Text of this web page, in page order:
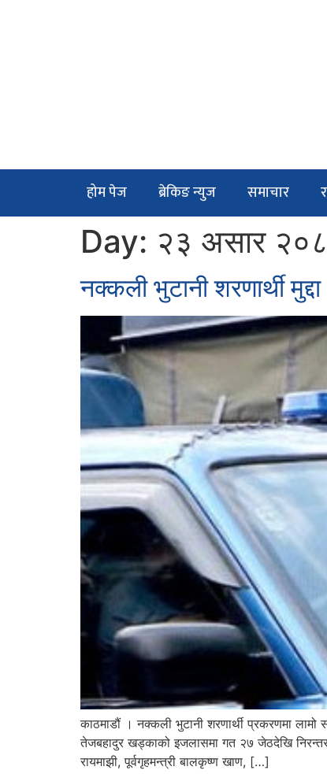
होम पेज ब्रेकिङ न्युज समाचार
Day: २३ असार
नक्कली भुटानी शरणार्थी
काठमाडौं । नक्कली भुटानी शरणार्थी प्रकरणमा
तेजबहादुर खड्काको इजलासमा गत २७ जेठदेखि
रायमाझी, पूर्वगृहमन्त्री बालकृष्ण खाण, […]